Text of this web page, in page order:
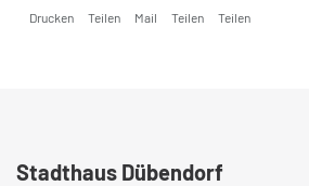
Drucken Teilen Mail Teilen Teilen
Stadthaus Dübendorf